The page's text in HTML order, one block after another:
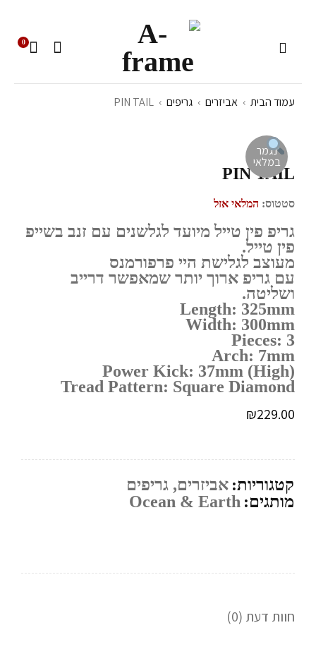
0
עמוד הבית › אביזרים › גריפים ›
PIN TAIL
נגמר
במלאי
PIN TAIL
סטטוס: המלאי אזל
גריפ פין טייל מיועד לגלשנים עם זנב בשייפ
פין טייל.
מעוצב לגלישת היי פרפורמנס
עם גריפ ארוך יותר שמאפשר דרייב
ושליטה.
Length: 325mm
Width: 300mm
Pieces: 3
Arch: 7mm
Power Kick: 37mm (High)
Tread Pattern: Square Diamond
₪229.00
קטגוריות: אביזרים, גריפים
מותגים: Ocean & Earth
חוות דעת (0)